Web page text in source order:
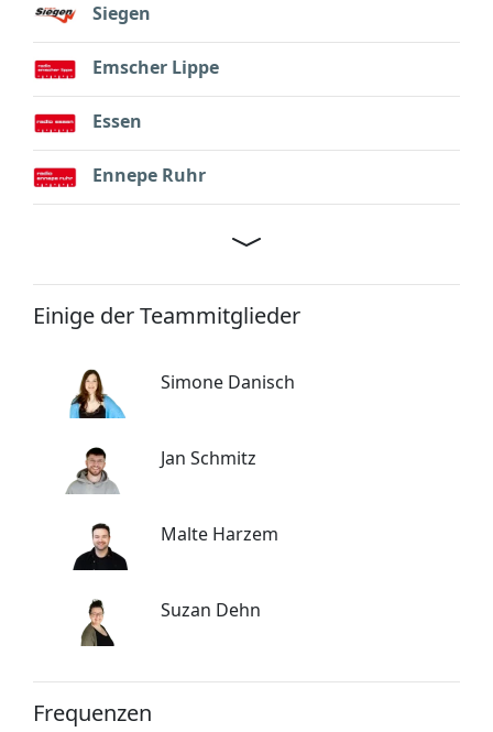
Siegen
Emscher Lippe
Essen
Ennepe Ruhr
Einige der Teammitglieder
Simone Danisch
Jan Schmitz
Malte Harzem
Suzan Dehn
Frequenzen